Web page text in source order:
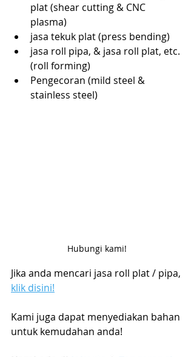
plat (shear cutting & CNC
plasma)
jasa tekuk plat (press bending)
jasa roll pipa, & jasa roll plat, etc.
(roll forming)
Pengecoran (mild steel &
stainless steel)
Hubungi kami!
Jika anda mencari jasa roll plat / pipa,
klik disini!
Kami juga dapat menyediakan bahan
untuk kemudahan anda!